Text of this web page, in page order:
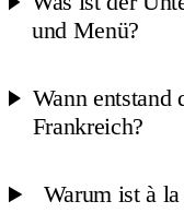
und Menü?
Wann entstand
Frankreich?
Warum ist à